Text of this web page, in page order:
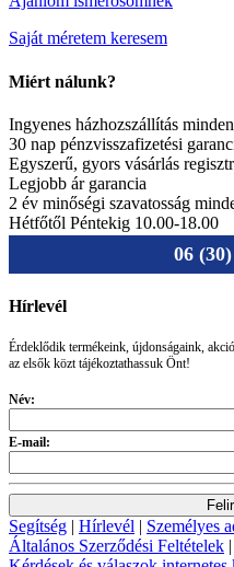
Saját méretem keresem
Miért nálunk?
Ingyenes házhozszállítás
30 nap pénzvisszafizetési
Egyszerű, gyors vásárlás
Legjobb ár garancia
2 év minőségi szavatosság
Hétfőtől Péntekig 10.00-18.00
06
Hírlevél
Érdeklődik termékeink, újdonságaink,
az elsők közt tájékoztathassuk Önt!
Név:
E-mail:
Segítség Hírlevél Személyes
Általános Szerződési Feltételek